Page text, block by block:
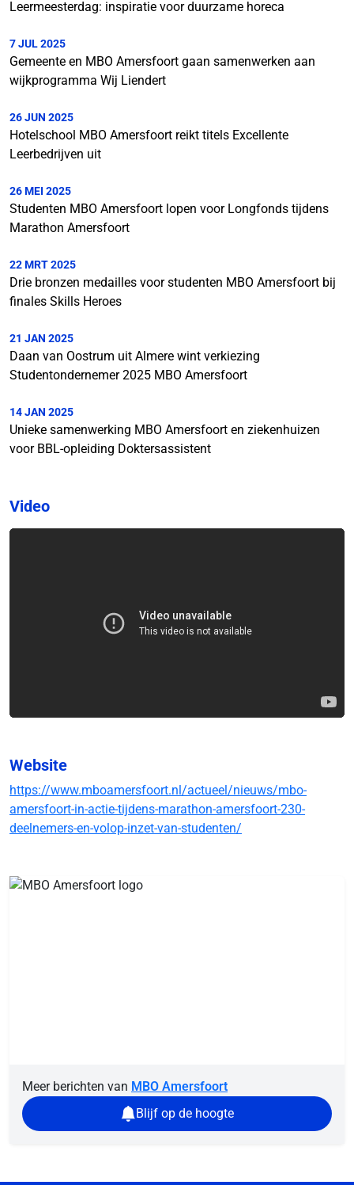
Leermeesterdag: inspiratie voor duurzame horeca
7 JUL 2025
Gemeente en MBO Amersfoort gaan samenwerken aan
wijkprogramma Wij Liendert
26 JUN 2025
Hotelschool MBO Amersfoort reikt titels Excellente
Leerbedrijven uit
26 MEI 2025
Studenten MBO Amersfoort lopen voor Longfonds tijdens
Marathon Amersfoort
22 MRT 2025
Drie bronzen medailles voor studenten MBO Amersfoort bij
finales Skills Heroes
21 JAN 2025
Daan van Oostrum uit Almere wint verkiezing
Studentondernemer 2025 MBO Amersfoort
14 JAN 2025
Unieke samenwerking MBO Amersfoort en ziekenhuizen
voor BBL-opleiding Doktersassistent
Video
Website
https://www.mboamersfoort.nl/actueel/nieuws/mbo-
amersfoort-in-actie-tijdens-marathon-amersfoort-230-
deelnemers-en-volop-inzet-van-studenten/
Meer berichten van MBO Amersfoort
Blijf op de hoogte